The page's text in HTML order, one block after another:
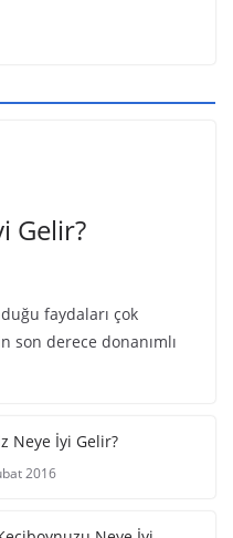
Gelir?
faydaları çok
son derece donanımlı
Neye İyi Gelir?
2016